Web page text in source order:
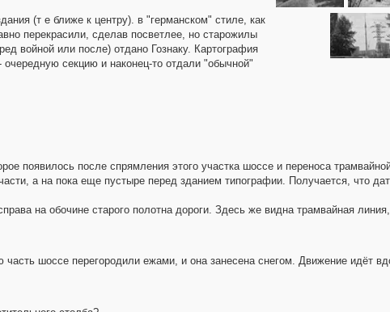
(т е ближе к центру). в "германском" стиле, как
перекрасили, сделав посветлее, но старожилы
войной или после) отдано Гознаку. Картография
секцию и наконец-то отдали "обычной"
появилось после спрямления этого участка шоссе и переноса
а на пока еще пустыре перед зданием типографии. Получается, что
на обочине старого полотна дороги. Здесь же видна трамвайная
шоссе перегородили ежами, и она занесена снегом. Движение идёт